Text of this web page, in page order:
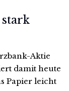
Aktie
damit heute
Papier leicht